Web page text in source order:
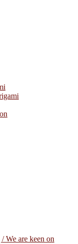
We are keen on